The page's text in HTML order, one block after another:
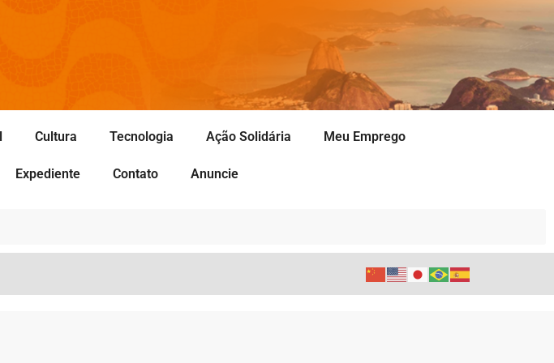
Cultura Tecnologia Ação Solidária Meu Emprego
Expediente Contato Anuncie